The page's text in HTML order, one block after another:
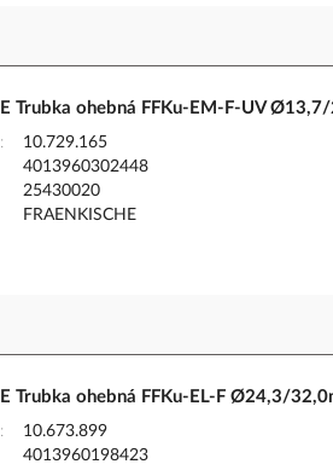
Trubka ohebná FFKu-EM-F-UV
10.729.165
4013960302448
25430020
FRAENKISCHE
Trubka ohebná FFKu-EL-F Ø24,3/
10.673.899
4013960198423